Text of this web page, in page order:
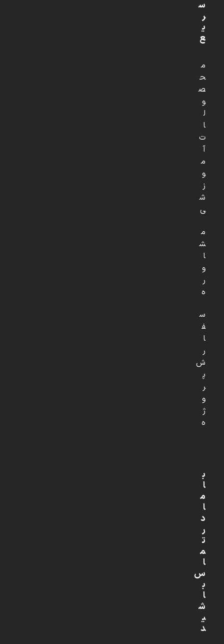
س
ر
ی
ع
م
ح
ص
و
ل
ا
ت
آ
م
و
ز
ش
ی
م
ش
ا
و
ر
ه
س
ف
ا
ر
ش
پ
ر
و
ژ
ه
ب
ا
م
ا
د
ر
ت
م
ا
س
ب
ا
ش
ی
د